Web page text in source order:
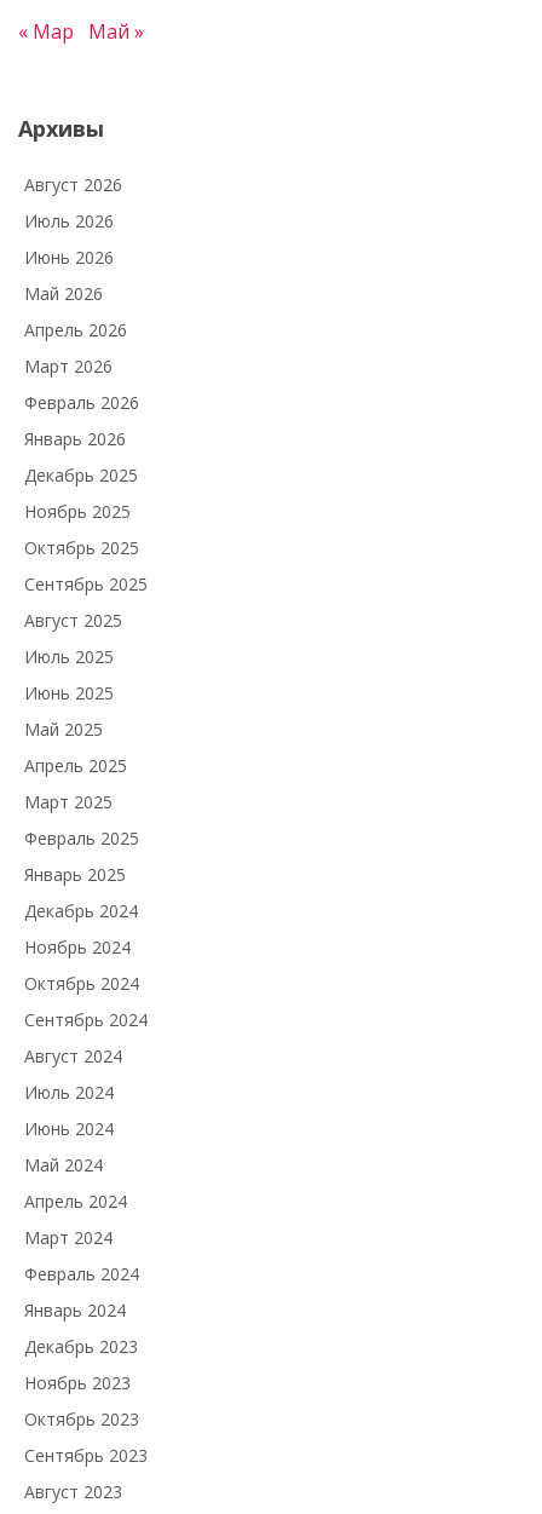
« Мар
Май »
Архивы
Август 2026
Июль 2026
Июнь 2026
Май 2026
Апрель 2026
Март 2026
Февраль 2026
Январь 2026
Декабрь 2025
Ноябрь 2025
Октябрь 2025
Сентябрь 2025
Август 2025
Июль 2025
Июнь 2025
Май 2025
Апрель 2025
Март 2025
Февраль 2025
Январь 2025
Декабрь 2024
Ноябрь 2024
Октябрь 2024
Сентябрь 2024
Август 2024
Июль 2024
Июнь 2024
Май 2024
Апрель 2024
Март 2024
Февраль 2024
Январь 2024
Декабрь 2023
Ноябрь 2023
Октябрь 2023
Сентябрь 2023
Август 2023